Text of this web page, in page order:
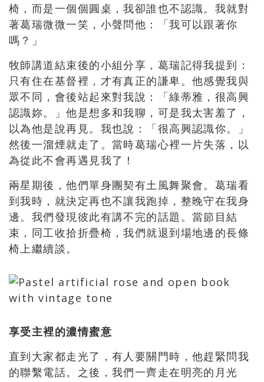
椅，而是一個個圓桌，我卻誰也不認識。我就對
著葛瑞微微一笑，小聲問他：「我可以跟著你
嗎？」
牧師講道結束後的小組分享，葛瑞記得我提到：
只有住在基督裡，才有真正的謙卑。他感覺我與
眾不同，會後站起來對我說：「綠蒂雅，很高興
認識妳。」他是想多和我聊，可是我太害羞了，
以為他是說再見。我也說：「很高興認識你。」
然後一溜煙就走了。當時葛瑞心裡一片失落，以
為從此不會再遇見我了！
兩星期後，他們單身團契有土風舞聚會。葛瑞看
到我時，就決定再也不讓我跑掉，整晚守在我身
邊。我們發現彼此有講不完的話題。當節目結
束，同工收拾折疊椅，我們就退到場地邊的長條
椅上繼續談。
享受主裡的濃情蜜意
直到大家都走光了，有人要關門時，他趕緊問我
的聯繫電話。之後，我們一齊走在明亮的月光